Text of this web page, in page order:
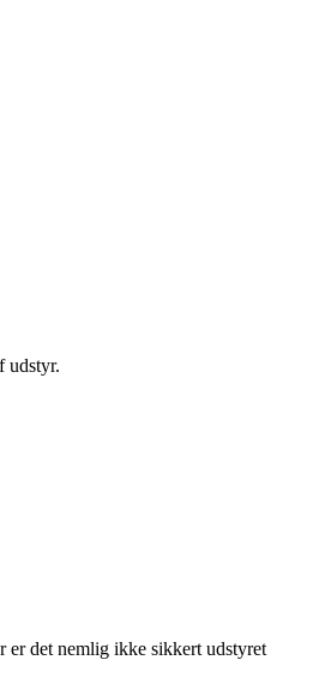
udstyr.
er det nemlig ikke sikkert udstyret